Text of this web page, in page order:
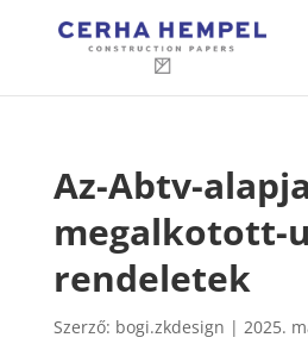
Az-Abtv-
megalkotott-
rendeletek
Szerző: bogi.zkdesign | 2025.